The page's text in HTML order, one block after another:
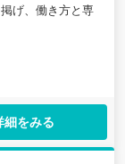
げ、働き方と専
細をみる